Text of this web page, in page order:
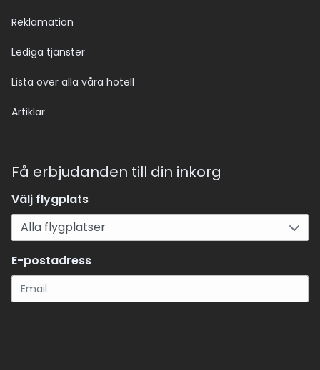
Reklamation
Lediga tjänster
Lista över alla våra hotell
Artiklar
Få erbjudanden till din inkorg
Välj flygplats
E-postadress